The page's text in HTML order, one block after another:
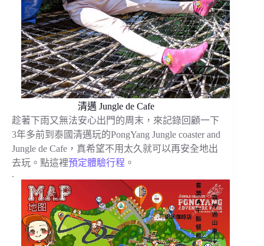
清邁 Jungle de Cafe
趁著下雨又無法安心出門的周末，來記錄回顧一下
3年多前到泰國清邁玩的PongYang Jungle coaster and
Jungle de Cafe，真希望不用太久就可以再安全地出
去玩。點這裡預定體驗行程 。
.